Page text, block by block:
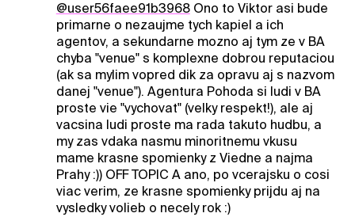
@user56faee91b3968Ono to Viktor asi bude
primarne o nezaujme tych kapiel a ich
agentov, a sekundarne mozno aj tym ze v BA
chyba "venue" s komplexne dobrou reputaciou
(ak sa mylim vopred dik za opravu aj s nazvom
danej "venue"). Agentura Pohoda si ludi v BA
proste vie "vychovat" (velky respekt!), ale aj
vacsina ludi proste ma rada takuto hudbu, a
my zas vdaka nasmu minoritnemu vkusu
mame krasne spomienky z Viedne a najma
Prahy :)) OFF TOPIC A ano, po vcerajsku o cosi
viac verim, ze krasne spomienky prijdu aj na
vysledky volieb o necely rok :)